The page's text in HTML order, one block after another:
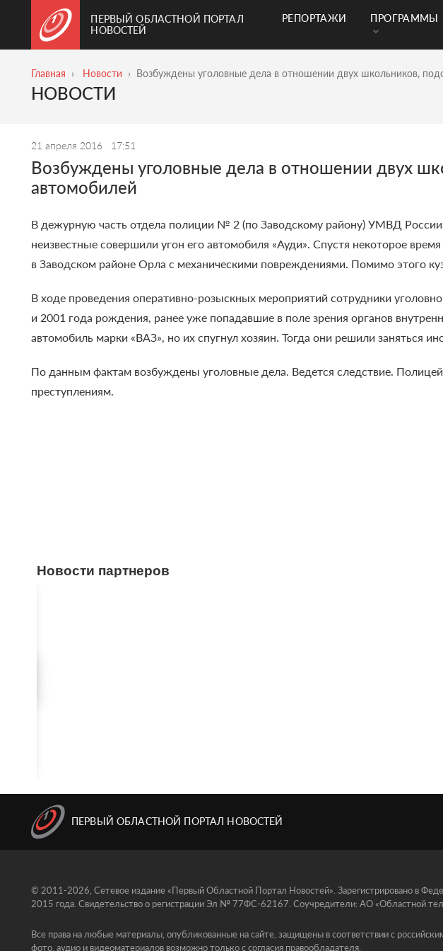
ПЕРВЫЙ ОБЛАСТНОЙ ПОРТАЛ
НОВОСТЕЙ
РЕПОРТАЖИ ПРОГРАММЫ
Главная Новости Возбуждены уголовные дела в отношении двух школьников,
НОВОСТИ
21 апреля 2016 17:51
Возбуждены уголовные дела в отношении двух
автомобилей
В дежурную часть отдела полиции № 2 (по Заводскому району) УМВД
неизвестные совершили угон его автомобиля «Ауди». Спустя некоторое
в Заводском районе Орла с механическими повреждениями. Помимо этого
В ходе проведения оперативно-розыскных мероприятий сотрудники
и 2001 года рождения, ранее уже попадавшие в поле зрения органов
автомобиль марки «ВАЗ», но их спугнул хозяин. Тогда они решили заняться
По данным фактам возбуждены уголовные дела. Ведется следствие.
преступлениям.
Новости партнеров
ПЕРВЫЙ ОБЛАСТНОЙ ПОРТАЛ НОВОСТЕЙ
© 2011-2026, Сетевое издание «Первый Областной Портал Новостей». Зарегистрировано в
2015 года. Свидетельство о регистрации Эл № 77ФС-62167. Соучредители: АО «Областной
Все права на любые материалы, опубликованные на сайте, защищены в соответствии с
фото, аудио и видеоматериалов возможно только с согласия правообладателя.